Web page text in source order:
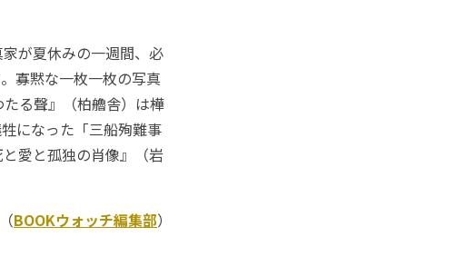
が夏休みの一週間、必
寡黙な一枚一枚の写真
る聲』（柏艪舎）は樺
になった「三船殉難事
愛と孤独の肖像』（岩
（BOOKウォッチ編集部）